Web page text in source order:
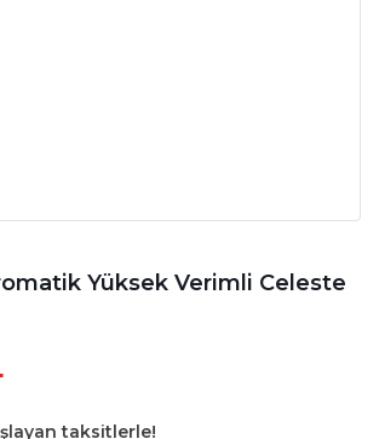
Yüksek Verimli Celeste
taksitlerle!